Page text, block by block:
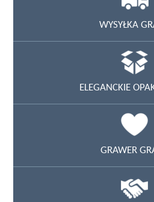
WYSYŁKA
ELEGANCKIE
GRAWER